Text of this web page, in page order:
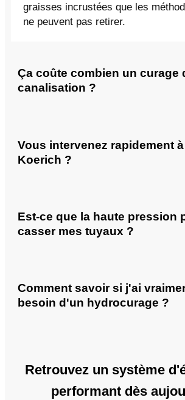
graisses incrustées que les
ne peuvent pas retirer.
Ça coûte combien un curage
canalisation ?
Vous intervenez rapidement à
Koerich ?
Est-ce que la haute pression
casser mes tuyaux ?
Comment savoir si j'ai
besoin d'un hydrocurage ?
Retrouvez un système
performant dès